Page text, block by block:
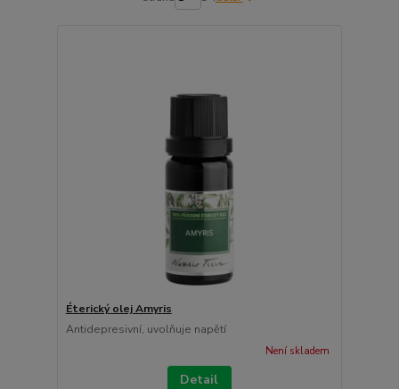
Éterický olej Amyris
Antidepresivní, uvolňuje napětí
Není skladem
Detail